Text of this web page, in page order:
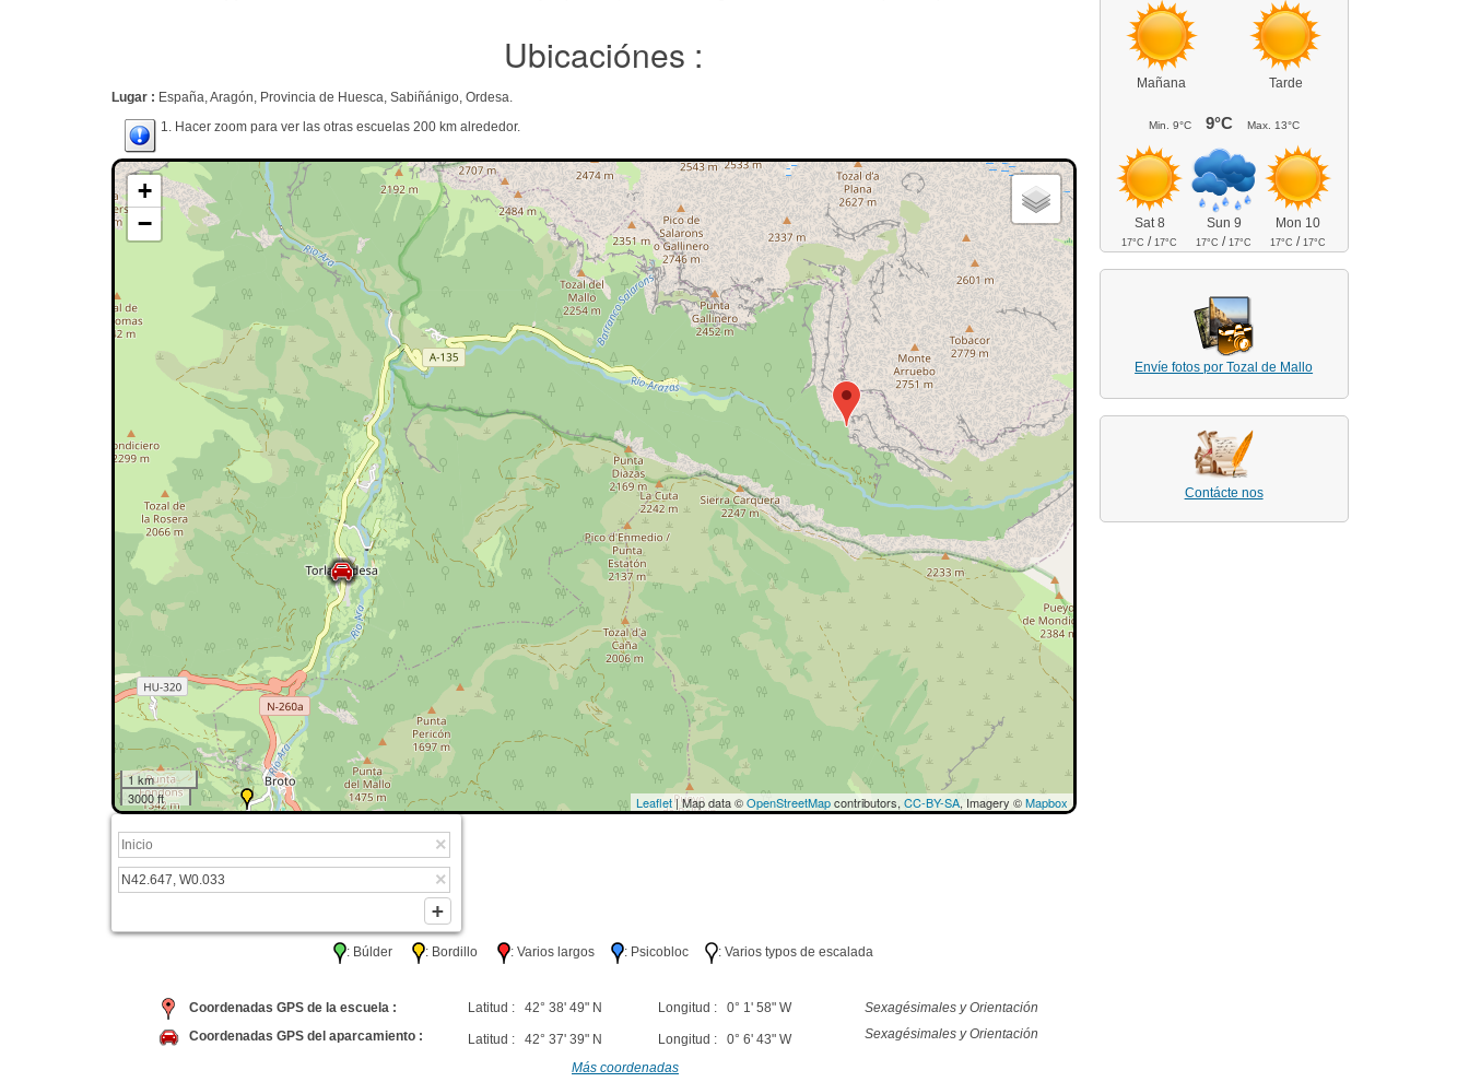
Ubicaciónes :
Lugar : España, Aragón, Provincia de Huesca, Sabiñánigo, Ordesa.
1. Hacer zoom para ver las otras escuelas 200 km alrededor.
+
−
1 km
3000 ft
Leaflet| Map data ©OpenStreetMapcontributors, CC-BY-SA, Imagery ©Mapbox
: Búlder : Bordillo : Varios largos : Psicobloc : Varios typos de escalada
Coordenadas GPS de la escuela : Latitud : 42° 38' 49" N Longitud : 0° 1' 58" W
Sexagésimales y Orientación
Coordenadas GPS del aparcamiento :
Latitud : 42° 37' 39" N Longitud : 0° 6' 43" W Sexagésimales y Orientación
Más coordenadas
Mañana Tarde
Min. 9°C 9°C Max. 13°C
Sat 8
17°C /17°C
Sun 9
17°C /17°C
Mon 10
17°C /17°C
Envíe fotos por Tozal de Mallo
Contácte nos